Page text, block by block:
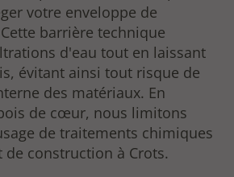
votre enveloppe de
barrière technique
d'eau tout en laissant
évitant ainsi tout risque de
des matériaux. En
de cœur, nous limitons
de traitements chimiques
construction à Crots.